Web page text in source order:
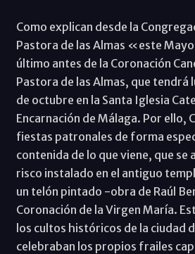
Como explican desde la
Pastora de las Almas «este
último antes de la Coronación
Pastora de las Almas, que tendrá
de octubre en la Santa Iglesia
Encarnación de Málaga. Por ello,
fiestas patronales de forma
contenida de lo que viene, que se
risco instalado en el antiguo
un telón pintado -obra de Raúl
Coronación de la Virgen María.
los cultos históricos de la ciudad
celebraban los propios frailes